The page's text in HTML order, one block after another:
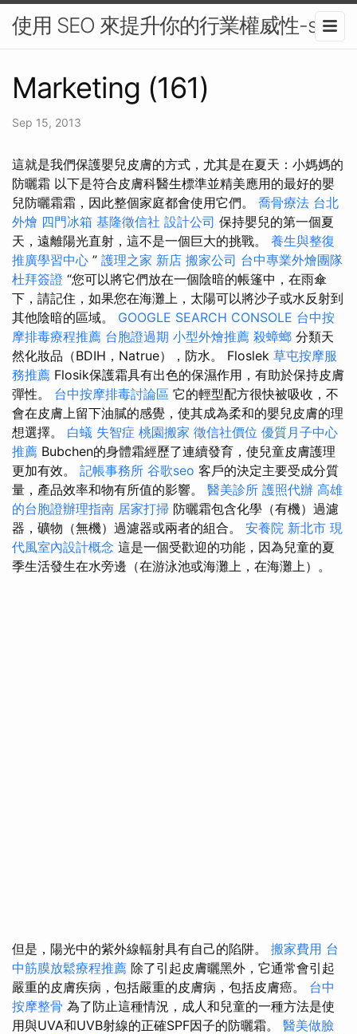
使用 SEO 來提升你的行業權威性-seo
Marketing (161)
Sep 15, 2013
這就是我們保護嬰兒皮膚的方式，尤其是在夏天：小媽媽的
防曬霜 以下是符合皮膚科醫生標準並精美應用的最好的嬰
兒防曬霜霜，因此整個家庭都會使用它們。 喬骨療法 台北
外燴 四門冰箱 基隆徵信社 設計公司 保持嬰兒的第一個夏
天，遠離陽光直射，這不是一個巨大的挑戰。 養生與整復
推廣學習中心 ” 護理之家 新店 搬家公司 台中專業外燴團隊
杜拜簽證 “您可以將它們放在一個陰暗的帳篷中，在雨傘
下，請記住，如果您在海灘上，太陽可以將沙子或水反射到
其他陰暗的區域。 GOOGLE SEARCH CONSOLE 台中按
摩排毒療程推薦 台胞證過期 小型外燴推薦 殺蟑螂 分類天
然化妝品（BDIH，Natrue），防水。 Floslek 草屯按摩服
務推薦 Flosik保護霜具有出色的保濕作用，有助於保持皮膚
彈性。 台中按摩排毒討論區 它的輕型配方很快被吸收，不
會在皮膚上留下油膩的感覺，使其成為柔和的嬰兒皮膚的理
想選擇。 白蟻 失智症 桃園搬家 徵信社價位 優質月子中心
推薦 Bubchen的身體霜經歷了連續發育，使兒童皮膚護理
更加有效。 記帳事務所 谷歌seo 客戶的決定主要受成分質
量，產品效率和物有所值的影響。 醫美診所 護照代辦 高雄
的台胞證辦理指南 居家打掃 防曬霜包含化學（有機）過濾
器，礦物（無機）過濾器或兩者的組合。 安養院 新北市 現
代風室內設計概念 這是一個受歡迎的功能，因為兒童的夏
季生活發生在水旁邊（在游泳池或海灘上，在海灘上）。
但是，陽光中的紫外線輻射具有自己的陷阱。 搬家費用 台
中筋膜放鬆療程推薦 除了引起皮膚曬黑外，它通常會引起
嚴重的皮膚疾病，包括嚴重的皮膚病，包括皮膚癌。 台中
按摩整骨 為了防止這種情況，成人和兒童的一種方法是使
用與UVA和UVB射線的正確SPF因子的防曬霜。 醫美做臉